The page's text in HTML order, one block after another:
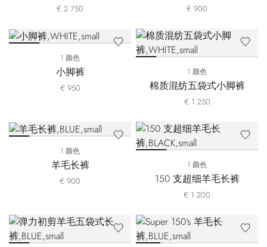
€ 2.750 € 900
1 颜色
小脚裤
€ 950
1 颜色
棉质混纺五袋式小脚裤
€ 1.250
1 颜色
羊毛长裤
€ 900
1 颜色
150 支超细羊毛长裤
€ 1.200